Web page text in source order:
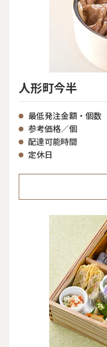
人形町今半
最低発注金額・個数
参考価格／個
配達可能時間
定休日